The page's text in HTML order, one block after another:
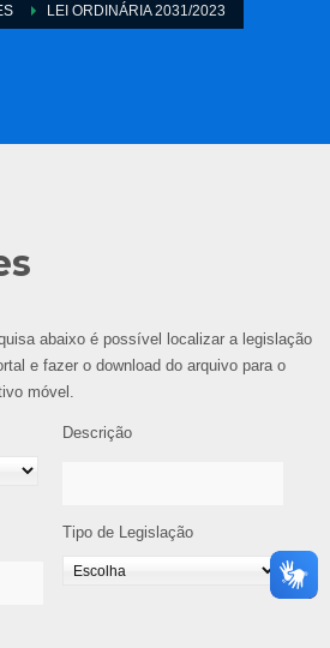
LEI ORDINÁRIA 2031/2023
abaixo é possível localizar a legislação
e fazer o download do arquivo para o
móvel.
Descrição
Tipo de Legislação